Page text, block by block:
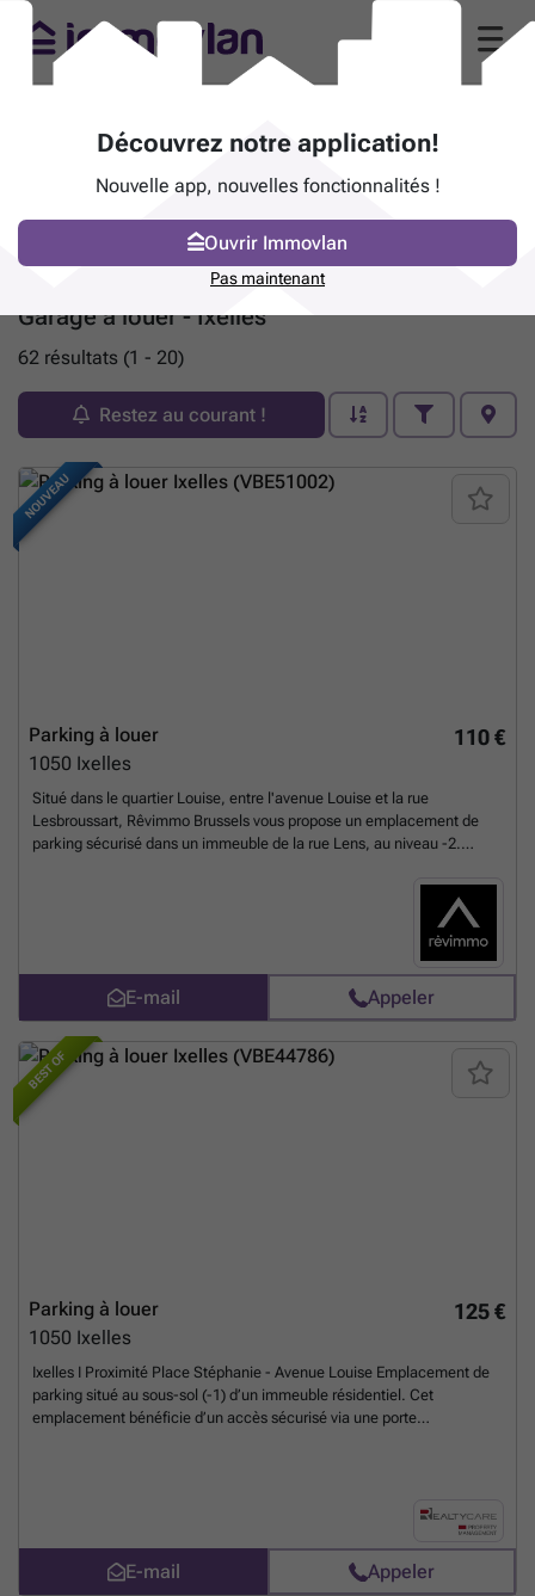
Garage à louer - Ixelles
62 résultats (1 - 20)
Restez au courant !
NOUVEAU
110 €
Parking à louer
1050 Ixelles
Situé dans le quartier Louise, entre l'avenue Louise et la rue
Lesbroussart, Rêvimmo Brussels vous propose un emplacement de
parking sécurisé dans un immeuble de la rue Lens, au niveau -2.
exclusivement aux résidents de l'immeuble et aux occupants du
parking, garantissant ainsi une sécurité optimale. Parking 10 : 2m20 x
5m. Proche de toutes les commodités : transports en commun,
écoles, commerces, parc. Charges communes de 30€/mois
(électricité des parties communes, assurance). Une très belle
opportunité à saisir. Pour toutes informations et visites, contactez
nous : Rêvimmo Brussels - ### - ### . Annonce non contractuelle,
sous réserve de modification. Mesures fournies à titre indicatif.
savoir plus ?
E-mail Appeler
BEST OF
125 €
Parking à louer
1050 Ixelles
Ixelles I Proximité Place Stéphanie - Avenue Louise Emplacement de
parking situé au sous-sol (-1) d’un immeuble résidentiel. Cet
emplacement bénéficie d’un accès sécurisé via une porte
pratique pour les résidents du quartier, les professionnels ou toute
En
savoir plus ?
E-mail Appeler
Découvrez notre application!
Nouvelle app, nouvelles fonctionnalités !
Ouvrir Immovlan
Pas maintenant